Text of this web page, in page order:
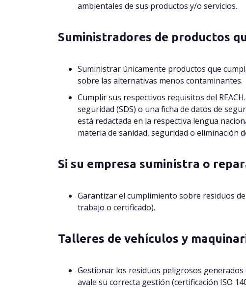
ambientales de sus productos y/o servicios.
Suministradores de productos
Suministrar únicamente productos que
sobre las alternativas menos contaminantes.
Cumplir sus respectivos requisitos del
seguridad (SDS) o una ficha de datos de
está redactada en la respectiva lengua
materia de sanidad, seguridad o eliminación
Si su empresa suministra o
Garantizar el cumplimiento sobre residuos
trabajo o certificado).
Talleres de vehículos y
Gestionar los residuos peligrosos generados
avale su correcta gestión (certificación ISO